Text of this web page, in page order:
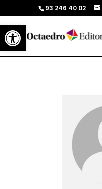
Abrir barra de herramientas
93 246 40 02